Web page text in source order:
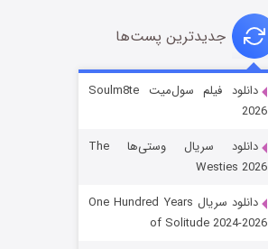
قسمت۶ (زیرنویس)
جدیدترین پست‌ها
دانلود فیلم سول‌میت Soulm8te
2026
دانلود سریال وستی‌ها The
Westies 2026
دانلود سریال One Hundred Years
of Solitude 2024-2026